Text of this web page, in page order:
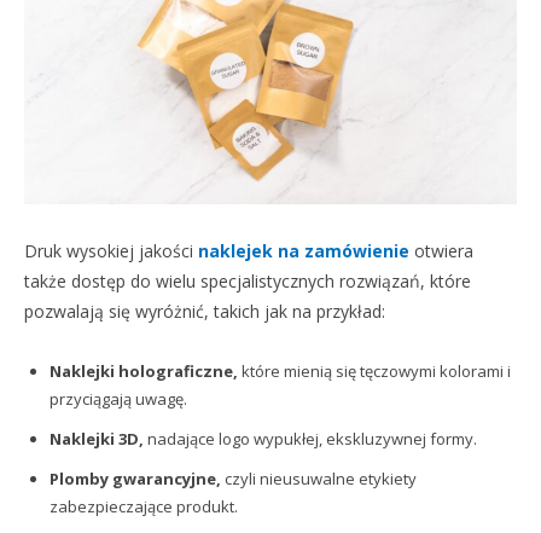
Druk wysokiej jakości naklejek na zamówienie otwiera
także dostęp do wielu specjalistycznych rozwiązań, które
pozwalają się wyróżnić, takich jak na przykład:
Naklejki holograficzne, które mienią się tęczowymi kolorami i
przyciągają uwagę.
Naklejki 3D, nadające logo wypukłej, ekskluzywnej formy.
Plomby gwarancyjne, czyli nieusuwalne etykiety
zabezpieczające produkt.